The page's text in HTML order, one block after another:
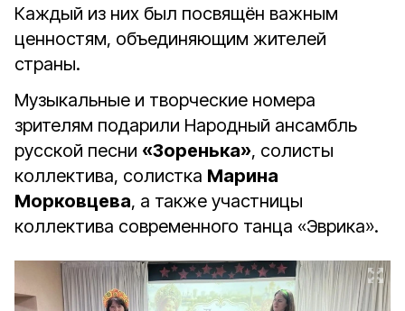
Каждый из них был посвящён важным
ценностям, объединяющим жителей
страны.
Музыкальные и творческие номера
зрителям подарили Народный ансамбль
русской песни «Зоренька», солисты
коллектива, солистка Марина
Морковцева, а также участницы
коллектива современного танца «Эврика».